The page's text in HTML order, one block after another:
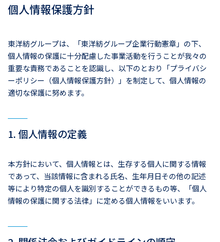
個人情報保護方針
東洋紡グループは、「東洋紡グループ企業行動憲章」の下、
個人情報の保護に十分配慮した事業活動を行うことが我々の
重要な責務であることを認識し、以下のとおり「プライバシ
ーポリシー（個人情報保護方針）」を制定して、個人情報の
適切な保護に努めます。
1. 個人情報の定義
本方針において、個人情報とは、生存する個人に関する情報
であって、当該情報に含まれる氏名、生年月日その他の記述
等により特定の個人を識別することができるもの等、「個人
情報の保護に関する法律」に定める個人情報をいいます。